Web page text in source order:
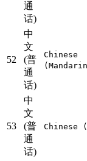
通
话)
52
中
文
(普
通
话)
Chinese
53
中
文
(普
通
话)
Chinese